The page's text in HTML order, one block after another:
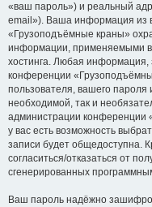
«ваш пароль») и реальный
email»). Ваша информация из
«Грузоподъёмные краны»
информации, применяемыми в
хостинга. Любая информация,
конференции
пользователя, вашего пароля
необходимой, так и
администрации конференции
у вас есть возможность
записи будет общедоступна.
согласиться/отказаться от
сгенерированных
Ваш пароль надёжно